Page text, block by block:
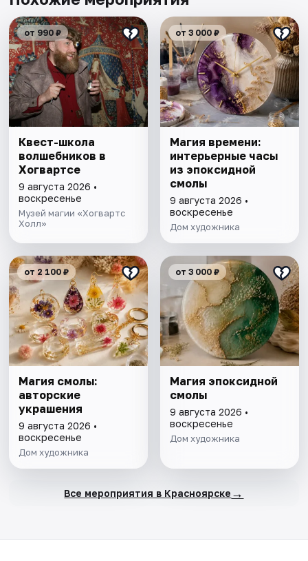
от 990 ₽
Квест-школа
волшебников в
Хогвартсе
9 августа 2026 •
воскресенье
Музей магии «Хогвартс
Холл»
от 3 000 ₽
Магия времени:
интерьерные часы
из эпоксидной
смолы
9 августа 2026 •
воскресенье
Дом художника
от 2 100 ₽
Магия смолы:
авторские
украшения
9 августа 2026 •
воскресенье
Дом художника
от 3 000 ₽
Магия эпоксидной
смолы
9 августа 2026 •
воскресенье
Дом художника
Все мероприятия в Красноярске →